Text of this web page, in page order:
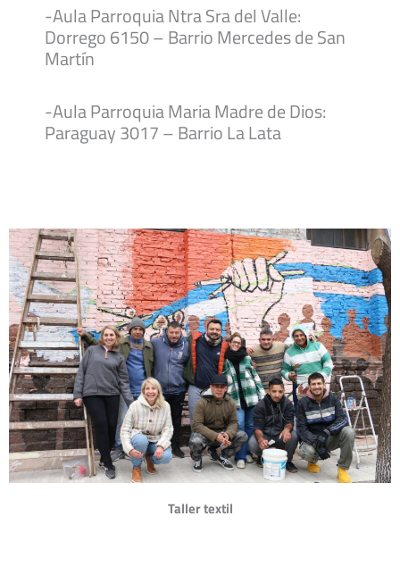
-Aula Parroquia Ntra Sra del Valle:
Dorrego 6150 – Barrio Mercedes de San
Martín
-Aula Parroquia Maria Madre de Dios:
Paraguay 3017 – Barrio La Lata
Taller textil